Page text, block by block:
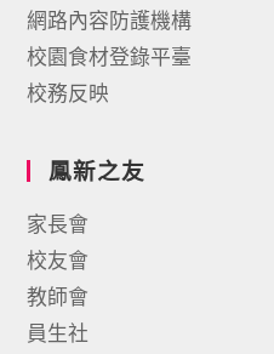
網路內容防護機構
校園食材登錄平臺
校務反映
鳳新之友
家長會
校友會
教師會
員生社